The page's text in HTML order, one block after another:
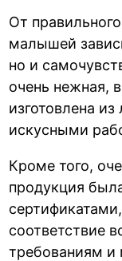
От
малышей
но и
очень нежная,
изготовлена
искусными
Кроме того,
продукция
соответствие
требованиям и